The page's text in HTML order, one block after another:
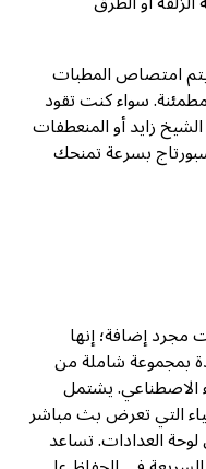
امتصاص المطبات
سواء كنت تقود
زايد أو المنعطفات
بسرعة تمنحك
مجرد إضافة؛ إنها
كيا سبورتاج 2025 مزودة بمجموعة شاملة من
الاصطناعي. يشتمل
التي تعرض بث مباشر
لوحة العدادات. تساعد